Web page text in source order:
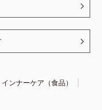
インナーケア（食品）